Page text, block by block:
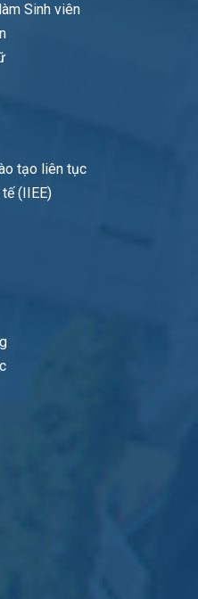
Sinh viên
tạo liên tục
(IIEE)